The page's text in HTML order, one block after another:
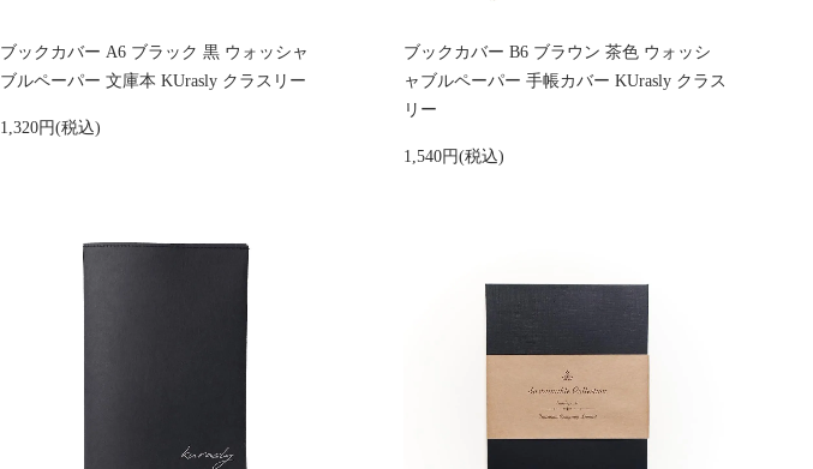
ブックカバー A6 ブラック 黒 ウォッシャ
ブルペーパー 文庫本 KUrasly クラスリー
1,320円(税込)
ブックカバー B6 ブラウン 茶色 ウォッシ
ャブルペーパー 手帳カバー KUrasly クラス
リー
1,540円(税込)